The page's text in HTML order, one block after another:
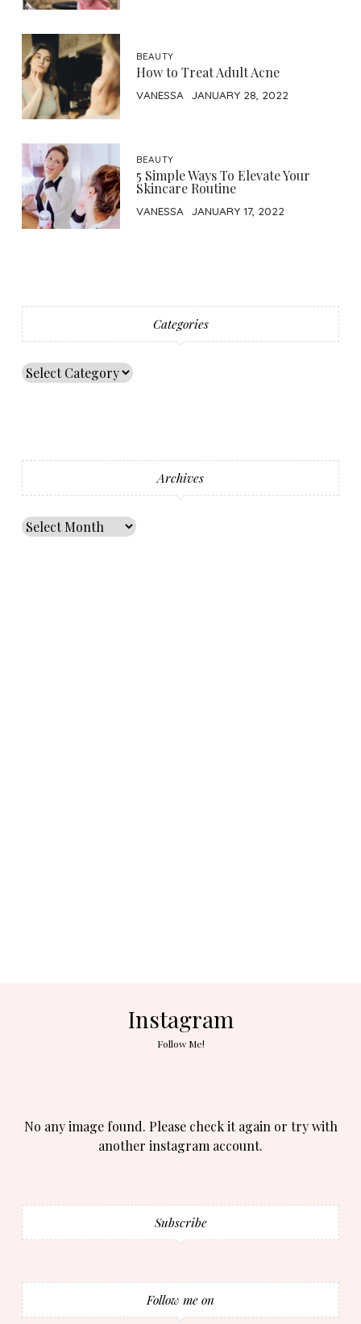
BEAUTY
How to Treat Adult Acne
VANESSA JANUARY 28, 2022
BEAUTY
5 Simple Ways To Elevate Your
Skincare Routine
VANESSA JANUARY 17, 2022
Categories
Archives
Instagram
Follow Me!
No any image found. Please check it again or try with
another instagram account.
Subscribe
Follow me on